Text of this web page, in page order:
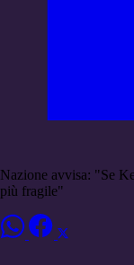
Nazione avvisa: "Se
più fragile"